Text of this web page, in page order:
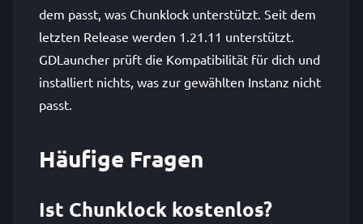
dem passt, was Chunklock unterstützt. Seit dem
letzten Release werden 1.21.11 unterstützt.
GDLauncher prüft die Kompatibilität für dich und
installiert nichts, was zur gewählten Instanz nicht
passt.
Häufige Fragen
Ist Chunklock kostenlos?